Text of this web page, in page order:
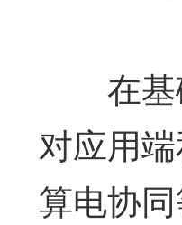
在基
对应用
算电协